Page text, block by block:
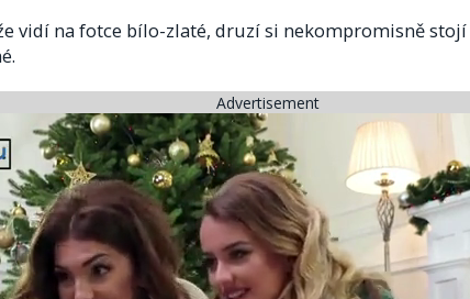
vidí na fotce bílo-zlaté, druzí si nekompromisně stojí
Advertisement